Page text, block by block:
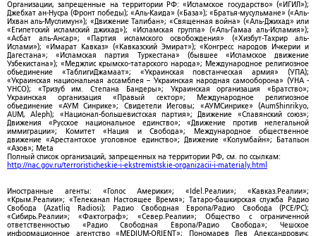
Организации, запрещенные на территории РФ: «Исламское государство» («ИГИЛ»);
Джебхат ан-Нусра (Фронт победы); «Аль-Каида» («База»); «Братья-мусульмане» («Аль-
Ихван аль-Муслимун»); «Движение Талибан»; «Священная война» («Аль-Джихад» или
«Египетский исламский джихад»); «Исламская группа» («Аль-Гамаа аль-Исламия»);
«Асбат аль-Ансар»; «Партия исламского освобождения» («Хизбут-Тахрир аль-
Ислами»); «Имарат Кавказ» («Кавказский Эмират»); «Конгресс народов Ичкерии и
Дагестана»; «Исламская партия Туркестана» (бывшее «Исламское движение
Узбекистана»); «Меджлис крымско-татарского народа»; Международное религиозное
объединение «ТаблигиДжамаат»; «Украинская повстанческая армия» (УПА);
«Украинская национальная ассамблея – Украинская народная самооборона» (УНА -
УНСО); «Тризуб им. Степана Бандеры»; Украинская организация «Братство»;
Украинская организация «Правый сектор»; Международное религиозное
объединение «АУМ Синрике»; Свидетели Иеговы; «АУМСинрике» (AumShinrikyo,
AUM, Aleph); «Национал-большевистская партия»; Движение «Славянский союз»;
Движения «Русское национальное единство»; «Движение против нелегальной
иммиграции»; Комитет «Нация и Свобода»; Международное общественное
движение «Арестантское уголовное единство»; Движение «Колумбайн»; Батальон
«Азов»; Meta
Полный список организаций, запрещенных на территории РФ, см. по ссылкам:
http://nac.gov.ru/terroristicheskie-i-ekstremistskie-organizacii-i-materialy.html
Иностранные агенты: «Голос Америки»; «Idel.Реалии»; «Кавказ.Реалии»;
«Крым.Реалии»; «Телеканал Настоящее Время»; Татаро-башкирская служба Радио
Свобода (Azatliq Radiosi); Радио Свободная Европа/Радио Свобода (PCE/PC);
«Сибирь.Реалии»; «Фактограф»; «Север.Реалии»; Общество с ограниченной
ответственностью «Радио Свободная Европа/Радио Свобода»; Чешское
информационное агентство «MEDIUM-ORIENT»; Пономарев Лев Александрович;